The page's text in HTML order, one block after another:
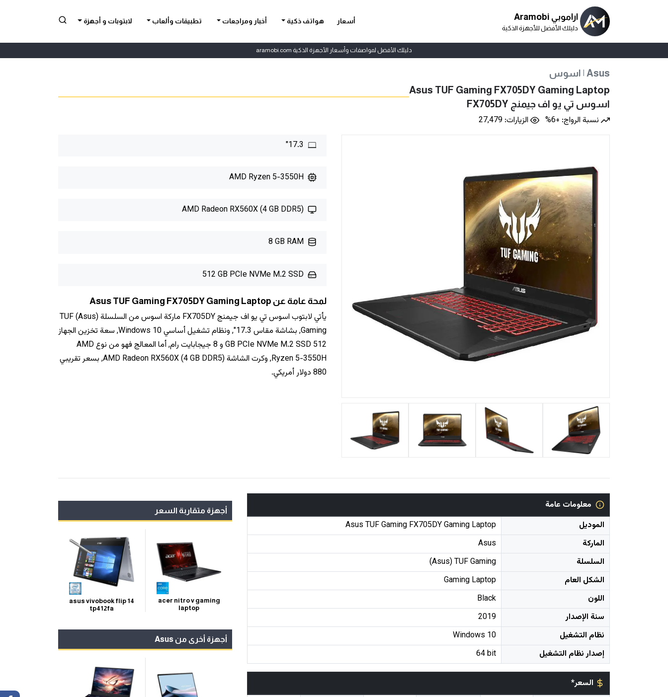
اراموبي Aramobi
دليلك الأفضل للأجهزة الذكية
أسعار هواتف ذكية أخبار ومراجعات تطبيقات وألعاب لابتوبات و أجهزة
دليلك الأفضل لمواصفات وأسعار الأجهزة الذكية aramobi.com
اسوس | Asus
Asus TUF Gaming FX705DY Gaming Laptop
اسوس تي يو اف جيمنج FX705DY
نسبة الرواج: +6%
الزيارات: 27,479
AMD Ryzen 5-3550H
AMD Radeon RX560X (4 GB DDR5)
8 GB RAM
512 GB PCIe NVMe M.2 SSD
لمحة عامة عن Asus TUF Gaming FX705DY Gaming Laptop
يأتي لابتوب اسوس تي يو اف جيمنج FX705DY ماركة اسوس من السلسلة (Asus) TUF
Gaming, بشاشة مقاس 17.3", ونظام تشغيل أساسي Windows 10, سعة تخزين الجهاز
512 GB PCIe NVMe M.2 SSD و ‎8 جيجابايت رام‎, أما المعالج فهو من نوع AMD
Ryzen 5-3550H, وكرت الشاشة AMD Radeon RX560X (4 GB DDR5), بسعر تقريبي
880 دولار أمريكي.
معلومات عامة
الموديل
Asus TUF Gaming FX705DY Gaming Laptop
الماركة
Asus
السلسلة
(Asus) TUF Gaming
الشكل العام
Gaming Laptop
اللون
Black
سنة الإصدار
2019
نظام التشغيل
Windows 10
إصدار نظام التشغيل
64 bit
السعر*
أجهزة متقاربة السعر
acer nitro v gaming
laptop
asus vivobook flip 14
tp412fa
أجهزة أخرى من Asus